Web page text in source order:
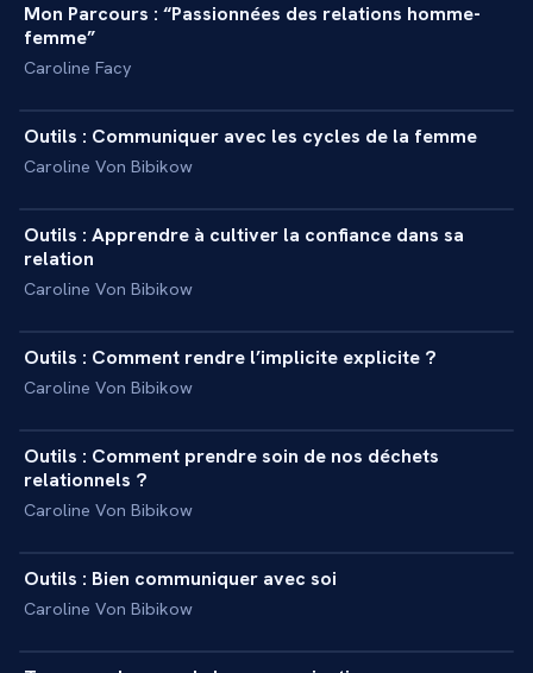
INTERVIEW +
Mon Parcours : “Passionnées des relations homme-
femme”
Caroline Facy
INITIATION +
Outils : Communiquer avec les cycles de la femme
Caroline Von Bibikow
INITIATION
Outils : Apprendre à cultiver la confiance dans sa
relation
Caroline Von Bibikow
INITIATION
Outils : Comment rendre l’implicite explicite ?
Caroline Von Bibikow
INITIATION
Outils : Comment prendre soin de nos déchets
relationnels ?
Caroline Von Bibikow
INITIATION
Outils : Bien communiquer avec soi
Caroline Von Bibikow